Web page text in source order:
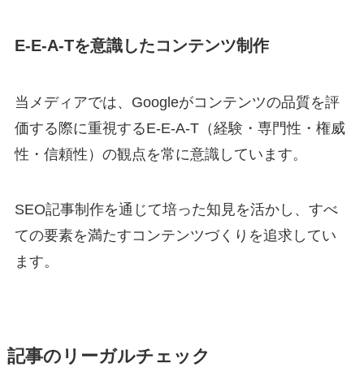
E-E-A-Tを意識したコンテンツ制作
当メディアでは、Googleがコンテンツの品質を評
価する際に重視するE-E-A-T（経験・専門性・権威
性・信頼性）の観点を常に意識しています。
SEO記事制作を通じて培った知見を活かし、すべ
ての要素を満たすコンテンツづくりを追求してい
ます。
記事のリーガルチェック